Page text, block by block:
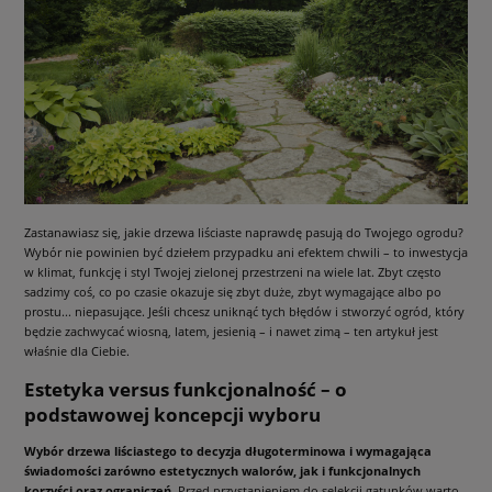
Zastanawiasz się, jakie drzewa liściaste naprawdę pasują do Twojego ogrodu?
Wybór nie powinien być dziełem przypadku ani efektem chwili – to inwestycja
w klimat, funkcję i styl Twojej zielonej przestrzeni na wiele lat. Zbyt często
sadzimy coś, co po czasie okazuje się zbyt duże, zbyt wymagające albo po
prostu... niepasujące. Jeśli chcesz uniknąć tych błędów i stworzyć ogród, który
będzie zachwycać wiosną, latem, jesienią – i nawet zimą – ten artykuł jest
właśnie dla Ciebie.
Estetyka versus funkcjonalność – o
podstawowej koncepcji wyboru
Wybór drzewa liściastego to decyzja długoterminowa i wymagająca
świadomości zarówno estetycznych walorów, jak i funkcjonalnych